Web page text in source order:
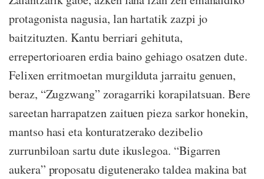
protagonista nagusia, lan hartatik zazpi jo
baitzituzten. Kantu berriari gehituta,
errepertorioaren erdia baino gehiago osatzen dute.
Felixen erritmoetan murgilduta jarraitu genuen,
beraz, “Zugzwang” zoragarriki korapilatsuan. Bere
sareetan harrapatzen zaituen pieza sarkor honekin,
mantso hasi eta konturatzerako dezibelio
zurrunbiloan sartu dute ikuslegoa. “Bigarren
aukera” proposatu digutenerako taldea makina bat